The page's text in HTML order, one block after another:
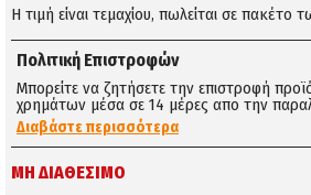
Η τιμή είναι τεμαχίου, πωλείται σε πακέτο
Πολιτική Επιστροφών
Μπορείτε να ζητήσετε την επιστροφή
χρημάτων μέσα σε 14 μέρες απο την
Διαβάστε περισσότερα
ΜΗ ΔΙΑΘΈΣΙΜΟ